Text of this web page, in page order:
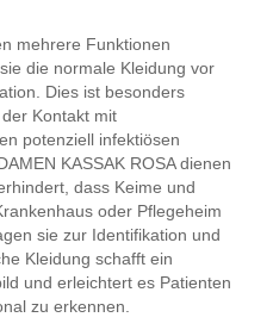
mehrere Funktionen
die normale Kleidung vor
Dies ist besonders
Kontakt mit
potenziell infektiösen
KASSAK ROSA dienen
dass Keime und
oder Pflegeheim
sie zur Identifikation und
Kleidung schafft ein
und erleichtert es Patienten
zu erkennen.